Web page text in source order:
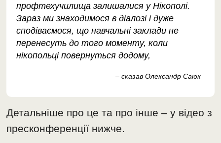
профтехучилища залишалися у Нікополі.
Зараз ми знаходимося в діалозі і дуже
сподіваємося, що навчальні заклади не
перенесуть до того моменту, коли
нікопольці повернуться додому,
– сказав Олександр Саюк
Детальніше про це та про інше – у відео з
пресконференції нижче.